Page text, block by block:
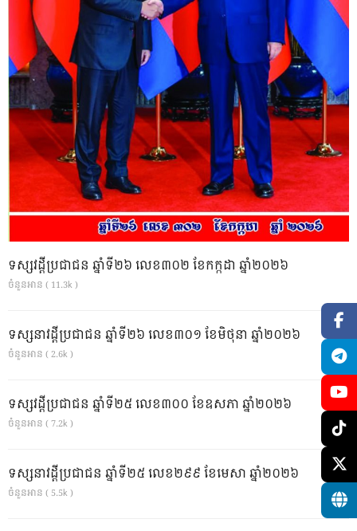
ទស្សវដ្តីប្រជាជន ឆ្នាំទី២៦ លេខ៣០២ ខែកក្កដា ឆ្នាំ២០២៦
ចំនួនអាន ( 11.3k )
ទស្សនាវដ្ដីប្រជាជន ឆ្នាំទី២៦ លេខ៣០១ ខែមិថុនា ឆ្នាំ២០២៦
ចំនួនអាន ( 2.6k )
ទស្សវដ្តីប្រជាជន ឆ្នាំទី២៥ លេខ៣០០ ខែឧសភា ឆ្នាំ២០២៦
ចំនួនអាន ( 7.2k )
ទស្សនាវដ្ដីប្រជាជន ឆ្នាំទី២៥ លេខ២៩៩ ខែមេសា ឆ្នាំ២០២៦
ចំនួនអាន ( 5.5k )